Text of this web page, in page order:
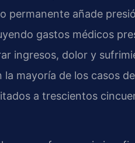
permanente añade
gastos médicos
ingresos, dolor y
mayoría de los casos
a trescientos